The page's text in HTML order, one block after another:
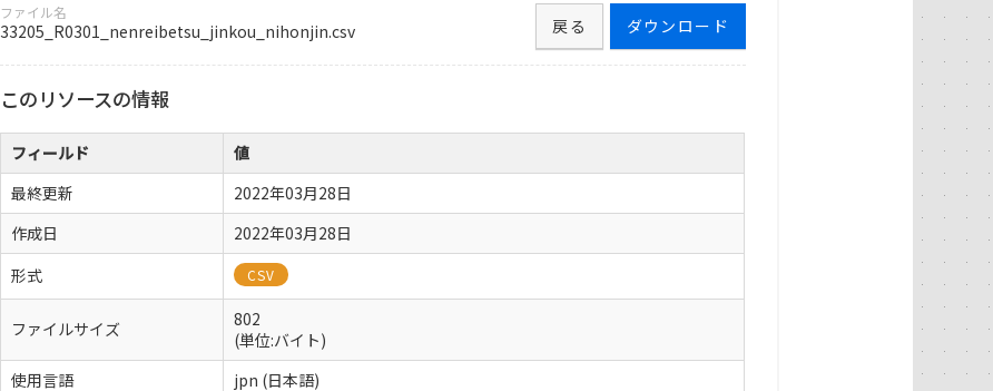
ファイル名
33205_R0301_nenreibetsu_jinkou_nihonjin.csv ダウンロード
戻る
このリソースの情報
フィールド
値
最終更新
2022年03月28日
作成日
2022年03月28日
形式
CSV
ファイルサイズ
802
(単位:バイト)
使用言語
jpn (日本語)